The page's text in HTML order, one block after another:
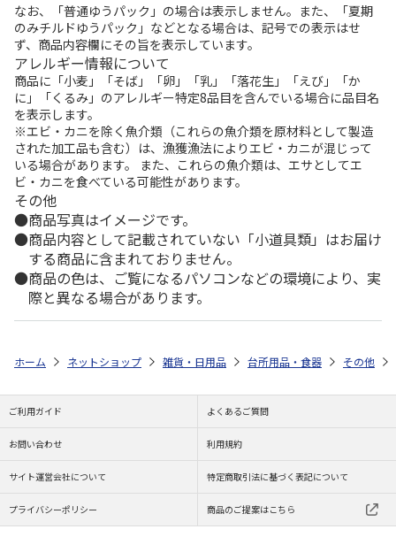
なお、「普通ゆうパック」の場合は表示しません。また、「夏期
のみチルドゆうパック」などとなる場合は、記号での表示はせ
ず、商品内容欄にその旨を表示しています。
アレルギー情報について
商品に「小麦」「そば」「卵」「乳」「落花生」「えび」「か
に」「くるみ」のアレルギー特定8品目を含んでいる場合に品目名
を表示します。
※エビ・カニを除く魚介類（これらの魚介類を原材料として製造
された加工品も含む）は、漁獲漁法によりエビ・カニが混じって
いる場合があります。 また、これらの魚介類は、エサとしてエ
ビ・カニを食べている可能性があります。
その他
商品写真はイメージです。
商品内容として記載されていない「小道具類」はお届け
する商品に含まれておりません。
商品の色は、ご覧になるパソコンなどの環境により、実
際と異なる場合があります。
ホーム ネットショップ 雑貨・日用品 台所用品・食器 その他
ご利用ガイド よくあるご質問
お問い合わせ 利用規約
サイト運営会社について 特定商取引法に基づく表記について
プライバシーポリシー 商品のご提案はこちら